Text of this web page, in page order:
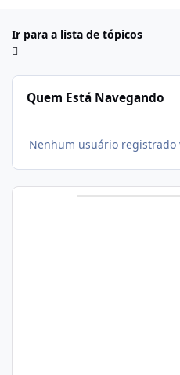
Ir para a lista de tópicos
Quem Está Navegando
Nenhum usuário registrado